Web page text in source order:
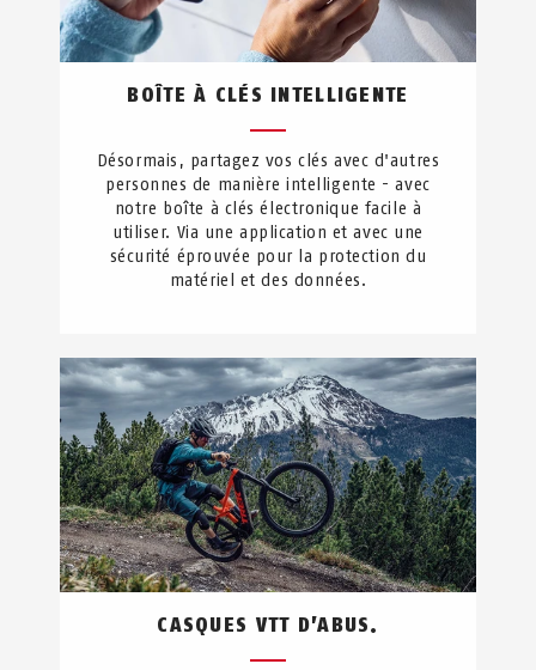
BOÎTE À CLÉS INTELLIGENTE
Désormais, partagez vos clés avec d'autres
personnes de manière intelligente - avec
notre boîte à clés électronique facile à
utiliser. Via une application et avec une
sécurité éprouvée pour la protection du
matériel et des données.
CASQUES VTT D’ABUS.